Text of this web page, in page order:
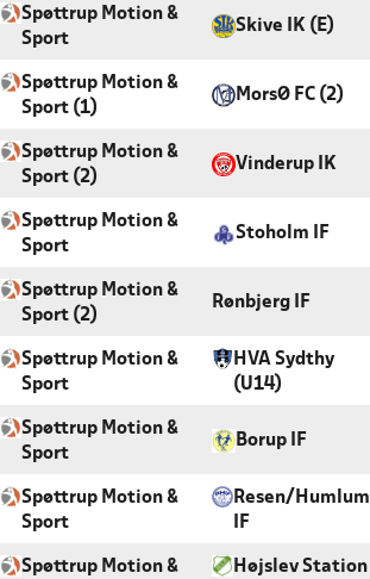
Spøttrup Motion &
Sport
Skive IK (E)
Spøttrup Motion &
Sport (1)
MorsØ FC (2)
Spøttrup Motion &
Sport (2)
Vinderup IK
Spøttrup Motion &
Sport
Stoholm IF
Spøttrup Motion &
Sport (2)
Rønbjerg IF
Spøttrup Motion &
Sport
HVA Sydthy
(U14)
Spøttrup Motion &
Sport
Borup IF
Spøttrup Motion &
Sport
Resen/Humlum
IF
Spøttrup Motion &
Højslev Station